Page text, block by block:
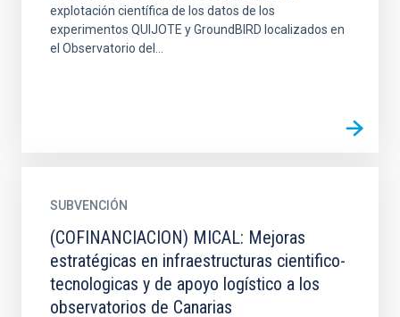
explotación científica de los datos de los
experimentos QUIJOTE y GroundBIRD localizados en
el Observatorio del...
SUBVENCIÓN
(COFINANCIACION) MICAL: Mejoras
estratégicas en infraestructuras cientifico-
tecnologicas y de apoyo logístico a los
observatorios de Canarias